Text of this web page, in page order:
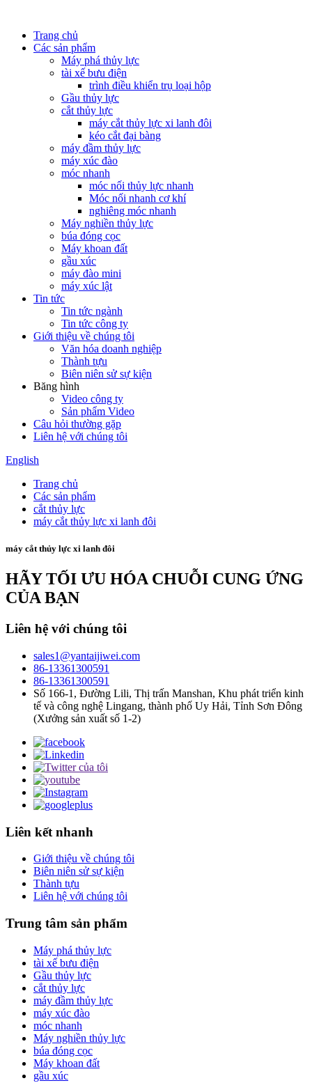
Trang chủ
Các sản phẩm
Máy phá thủy lực
tài xế bưu điện
trình điều khiển trụ loại hộp
Gầu thủy lực
cắt thủy lực
máy cắt thủy lực xi lanh đôi
kéo cắt đại bàng
máy đầm thủy lực
máy xúc đào
móc nhanh
móc nối thủy lực nhanh
Móc nối nhanh cơ khí
nghiêng móc nhanh
Máy nghiền thủy lực
búa đóng cọc
Máy khoan đất
gầu xúc
máy đào mini
máy xúc lật
Tin tức
Tin tức ngành
Tin tức công ty
Giới thiệu về chúng tôi
Văn hóa doanh nghiệp
Thành tựu
Biên niên sử sự kiện
Băng hình
Video công ty
Sản phẩm Video
Câu hỏi thường gặp
Liên hệ với chúng tôi
English
Trang chủ
Các sản phẩm
cắt thủy lực
máy cắt thủy lực xi lanh đôi
máy cắt thủy lực xi lanh đôi
HÃY TỐI ƯU HÓA CHUỖI CUNG ỨNG
CỦA BẠN
Liên hệ với chúng tôi
sales1@yantaijiwei.com
86-13361300591
86-13361300591
Số 166-1, Đường Lili, Thị trấn Manshan, Khu phát triển kinh
tế và công nghệ Lingang, thành phố Uy Hải, Tỉnh Sơn Đông
(Xưởng sản xuất số 1-2)
Liên kết nhanh
Giới thiệu về chúng tôi
Biên niên sử sự kiện
Thành tựu
Liên hệ với chúng tôi
Trung tâm sản phẩm
Máy phá thủy lực
tài xế bưu điện
Gầu thủy lực
cắt thủy lực
máy đầm thủy lực
máy xúc đào
móc nhanh
Máy nghiền thủy lực
búa đóng cọc
Máy khoan đất
gầu xúc